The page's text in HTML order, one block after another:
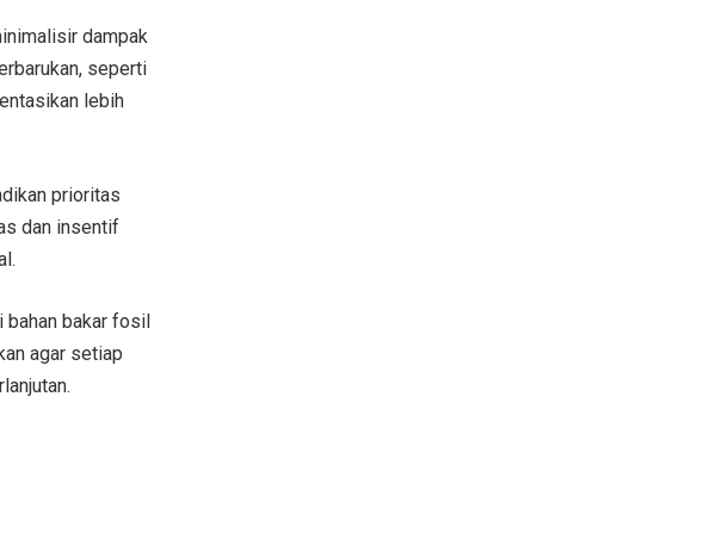
dampak
seperti
lebih
prioritas
dan insentif
bahan bakar fosil
agar setiap